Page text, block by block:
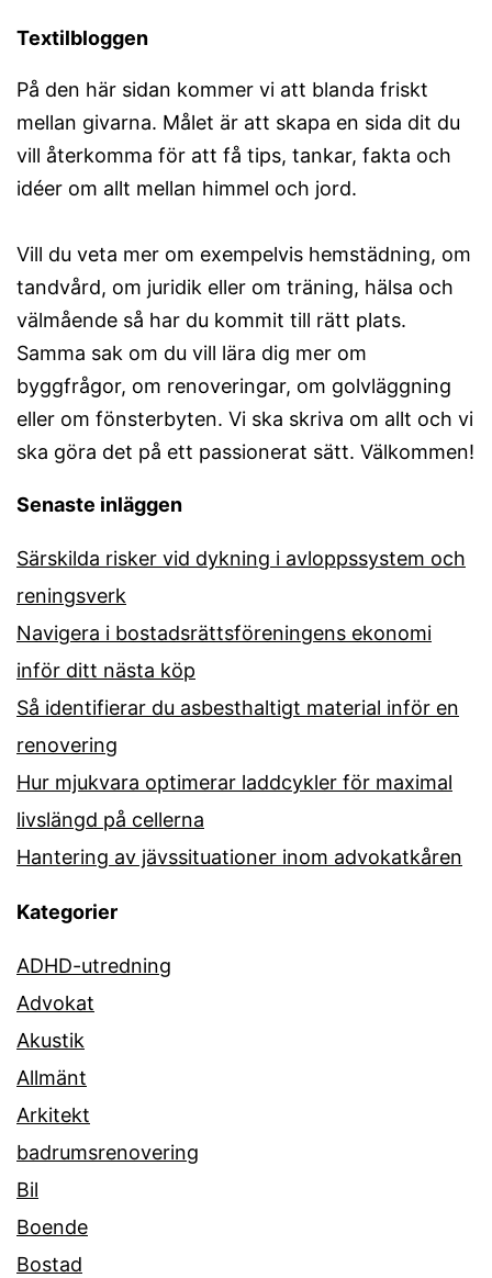
Textilbloggen
På den här sidan kommer vi att blanda friskt
mellan givarna. Målet är att skapa en sida dit du
vill återkomma för att få tips, tankar, fakta och
idéer om allt mellan himmel och jord.
Vill du veta mer om exempelvis hemstädning, om
tandvård, om juridik eller om träning, hälsa och
välmående så har du kommit till rätt plats.
Samma sak om du vill lära dig mer om
byggfrågor, om renoveringar, om golvläggning
eller om fönsterbyten. Vi ska skriva om allt och vi
ska göra det på ett passionerat sätt. Välkommen!
Senaste inläggen
Särskilda risker vid dykning i avloppssystem och
reningsverk
Navigera i bostadsrättsföreningens ekonomi
inför ditt nästa köp
Så identifierar du asbesthaltigt material inför en
renovering
Hur mjukvara optimerar laddcykler för maximal
livslängd på cellerna
Hantering av jävssituationer inom advokatkåren
Kategorier
ADHD-utredning
Advokat
Akustik
Allmänt
Arkitekt
badrumsrenovering
Bil
Boende
Bostad